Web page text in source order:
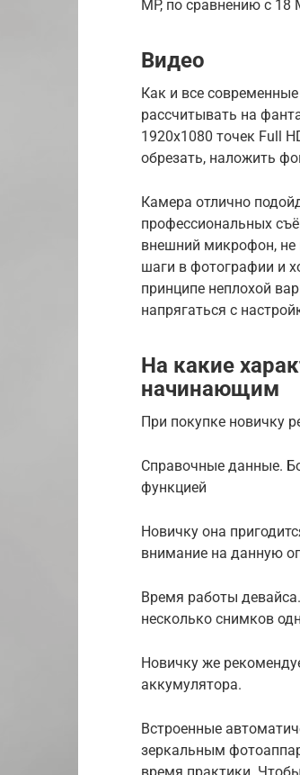
MP, по сравнению с 18
Видео
Как и все
рассчитывать на
1920х1080 точек Full
обрезать, наложить
Камера отлично
профессиональных
внешний микрофон, не
шаги в фотографии и
принципе неплохой
напрягаться с
На какие
начинающим
При покупке новичку
Справочные данные.
функцией
Новичку она
внимание на данную
Время работы
несколько снимков
Новичку же
аккумулятора.
Встроенные
зеркальным